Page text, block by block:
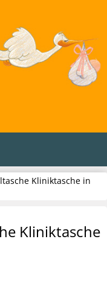
Kliniktasche in
Kliniktasche